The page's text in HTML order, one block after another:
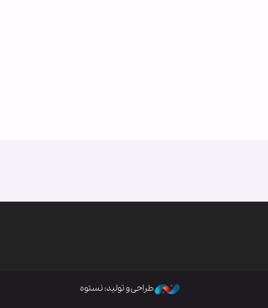
طراحی و تولید: نستوه